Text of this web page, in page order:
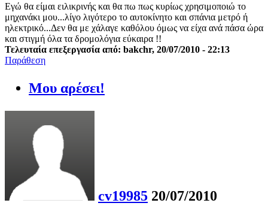
Εγώ θα είμαι ειλικρινής και θα πω πως κυρίως χρησιμοποιώ το
μηχανάκι μου...λίγο λιγότερο το αυτοκίνητο και σπάνια μετρό ή
ηλεκτρικό...Δεν θα με χάλαγε καθόλου όμως να είχα ανά πάσα ώρα
και στιγμή όλα τα δρομολόγια εύκαιρα !!
Τελευταία επεξεργασία από: bakchr, 20/07/2010 - 22:13
Παράθεση
Μου αρέσει!
cv19985 20/07/2010